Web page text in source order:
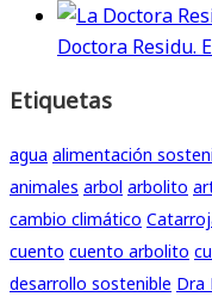
Doctora Residu.
Etiquetas
agua alimentación
animales arbol arbolito
cambio climático
cuento cuento arbolito
desarrollo sostenible Dra